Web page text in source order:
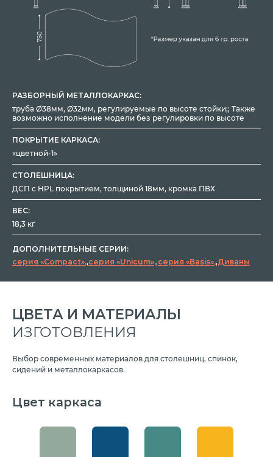
РАЗБОРНЫЙ МЕТАЛЛОКАРКАС:
труба Ø38мм, Ø32мм, регулируемые по высоте стойки;; Также
возможно исполнение модели без регулировки по высоте
ПОКРЫТИЕ КАРКАСА:
«цветной-1»
СТОЛЕШНИЦА:
ДСП с HPL покрытием, толщиной 18мм, кромка ПВХ
ВЕС:
18,3 кг
ДОПОЛНИТЕЛЬНЫЕ СЕРИИ:
серия «Compact» ,серия «Unicum» ,серия «Basis» ,Диваны
ЦВЕТА И МАТЕРИАЛЫ
ИЗГОТОВЛЕНИЯ
Выбор современных материалов для столешниц, спинок,
сидений и металлокаркасов.
Цвет каркаса